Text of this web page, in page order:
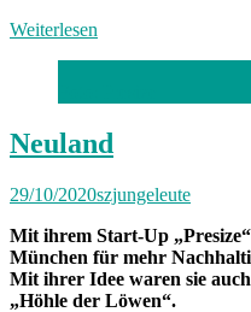
Weiterlesen
Neuland
29/10/2020szjungeleute
Mit ihrem Start-Up
München für mehr
Mit ihrer Idee waren sie
„Höhle der Löwen“.